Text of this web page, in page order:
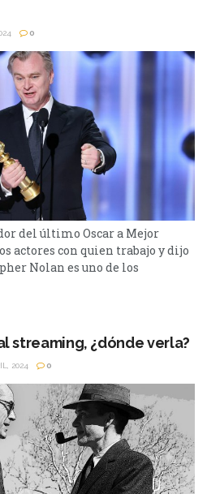
0
del último Oscar a Mejor
actores con quien trabajo y dijo
Nolan es uno de los
de Hollywood. En la última
se llevó el premio a Mejor
streaming, ¿dónde verla?
2024 0